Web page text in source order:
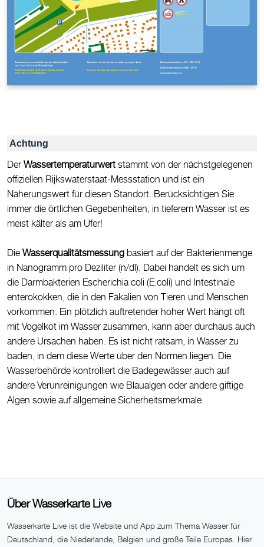
Achtung
Der Wassertemperaturwert stammt von der nächstgelegenen
offiziellen Rijkswaterstaat-Messstation und ist ein
Näherungswert für diesen Standort. Berücksichtigen Sie
immer die örtlichen Gegebenheiten, in tieferem Wasser ist es
meist kälter als am Ufer!
Die Wasserqualitätsmessung basiert auf der Bakterienmenge
in Nanogramm pro Deziliter (n/dl). Dabei handelt es sich um
die Darmbakterien Escherichia coli (E.coli) und Intestinale
enterokokken, die in den Fäkalien von Tieren und Menschen
vorkommen. Ein plötzlich auftretender hoher Wert hängt oft
mit Vogelkot im Wasser zusammen, kann aber durchaus auch
andere Ursachen haben. Es ist nicht ratsam, in Wasser zu
baden, in dem diese Werte über den Normen liegen. Die
Wasserbehörde kontrolliert die Badegewässer auch auf
andere Verunreinigungen wie Blaualgen oder andere giftige
Algen sowie auf allgemeine Sicherheitsmerkmale.
Über Wasserkarte Live
Wasserkarte Live ist die Website und App zum Thema Wasser für
Deutschland, die Niederlande, Belgien und große Teile Europas. Hier